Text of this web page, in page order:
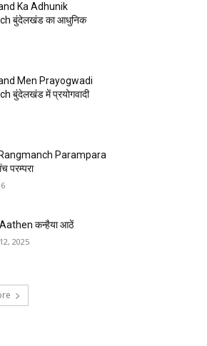
Ka Adhunik
बुंदेलखंड का आधुनिक
Men Prayogwadi
बुंदेलखंड में प्रयोगवादी
Parampara
परम्परा
कन्हैया आठें
2025